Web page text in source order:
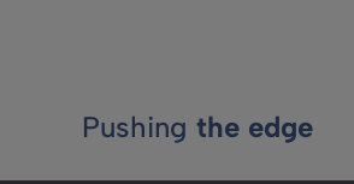
Pushing the edge